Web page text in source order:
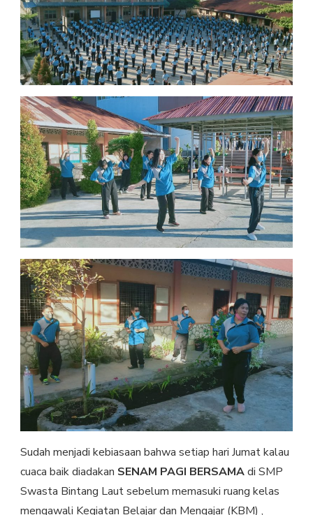
Sudah menjadi kebiasaan bahwa setiap hari Jumat kalau
cuaca baik diadakan SENAM PAGI BERSAMAdi SMP
Swasta Bintang Laut sebelum memasuki ruang kelas
mengawali Kegiatan Belajar dan Mengajar (KBM) ,